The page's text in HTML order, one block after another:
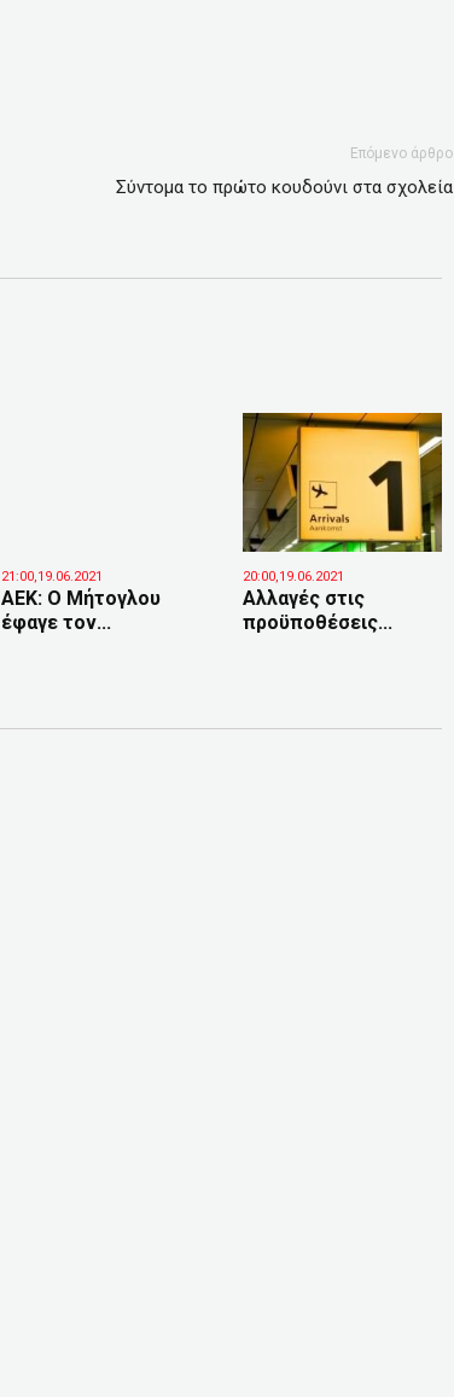
Επόμενο άρθρο
Σύντομα το πρώτο κουδούνι στα σχολεία
21:00,19.06.2021
ΑΕΚ: Ο Μήτογλου
έφαγε τον...
20:00,19.06.2021
Αλλαγές στις
προϋποθέσεις...